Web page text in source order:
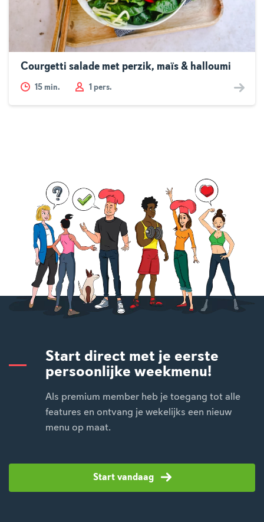
Courgetti salade met perzik, maïs & halloumi
15 min. 1 pers.
Start direct met je eerste
persoonlijke weekmenu!
Als premium member heb je toegang tot alle
features en ontvang je wekelijks een nieuw
menu op maat.
Start vandaag